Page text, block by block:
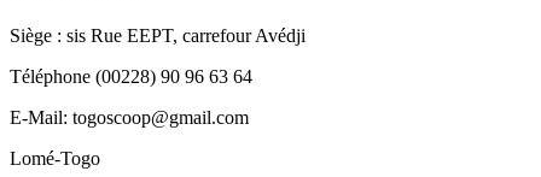
Siège : sis Rue EEPT, carrefour Avédji
Téléphone (00228) 90 96 63 64
E-Mail: togoscoop@gmail.com
Lomé-Togo